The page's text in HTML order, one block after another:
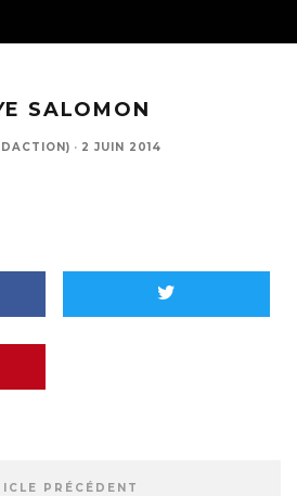
SALOMON
· 2 JUIN 2014
PRÉCÉDENT